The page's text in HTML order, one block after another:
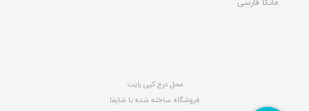
محل درج کپی رایت
فروشگاه ساخته شده با شاپفا